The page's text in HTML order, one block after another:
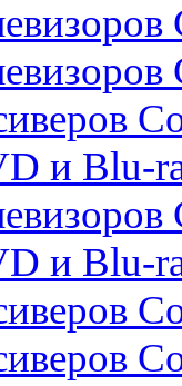
и Blu-
и Blu-